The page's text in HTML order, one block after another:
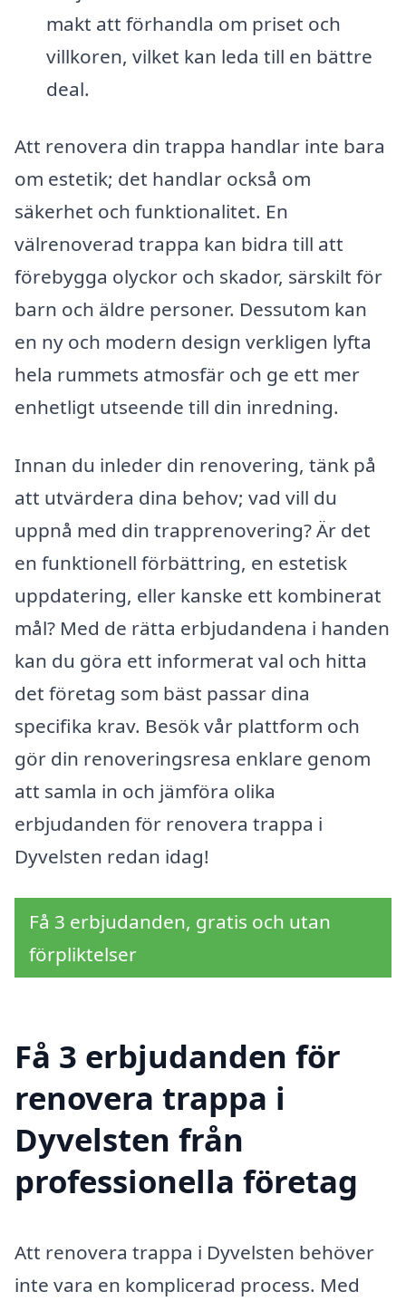
makt att förhandla om priset och
villkoren, vilket kan leda till en bättre
deal.
Att renovera din trappa handlar inte bara
om estetik; det handlar också om
säkerhet och funktionalitet. En
välrenoverad trappa kan bidra till att
förebygga olyckor och skador, särskilt för
barn och äldre personer. Dessutom kan
en ny och modern design verkligen lyfta
hela rummets atmosfär och ge ett mer
enhetligt utseende till din inredning.
Innan du inleder din renovering, tänk på
att utvärdera dina behov; vad vill du
uppnå med din trapprenovering? Är det
en funktionell förbättring, en estetisk
uppdatering, eller kanske ett kombinerat
mål? Med de rätta erbjudandena i handen
kan du göra ett informerat val och hitta
det företag som bäst passar dina
specifika krav. Besök vår plattform och
gör din renoveringsresa enklare genom
att samla in och jämföra olika
erbjudanden för renovera trappa i
Dyvelsten redan idag!
Få 3 erbjudanden, gratis och utan
förpliktelser
Få 3 erbjudanden för
renovera trappa i
Dyvelsten från
professionella företag
Att renovera trappa i Dyvelsten behöver
inte vara en komplicerad process. Med